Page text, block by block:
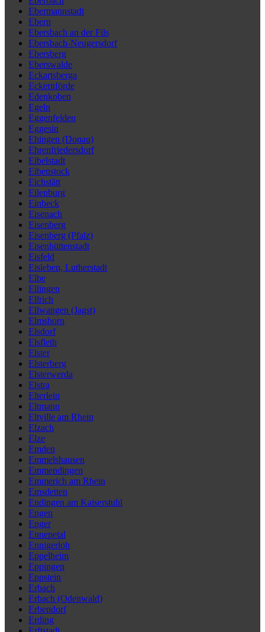
Ebermannstadt
Ebern
Ebersbach an der Fils
Ebersbach-Neugersdorf
Ebersberg
Eberswalde
Eckartsberga
Eckernförde
Edenkoben
Egeln
Eggenfelden
Eggesin
Ehingen (Donau)
Ehrenfriedersdorf
Eibelstadt
Eibenstock
Eichstätt
Eilenburg
Einbeck
Eisenach
Eisenberg
Eisenberg (Pfalz)
Eisenhüttenstadt
Eisfeld
Eisleben, Lutherstadt
Elbe
Ellingen
Ellrich
Ellwangen (Jagst)
Elmshorn
Elsdorf
Elsfleth
Elster
Elsterberg
Elsterwerda
Elstra
Elterlein
Eltmann
Eltville am Rhein
Elzach
Elze
Emden
Emmelshausen
Emmendingen
Emmerich am Rhein
Emsdetten
Endingen am Kaiserstuhl
Engen
Enger
Ennepetal
Ennigerloh
Eppelheim
Eppingen
Eppstein
Erbach
Erbach (Odenwald)
Erbendorf
Erding